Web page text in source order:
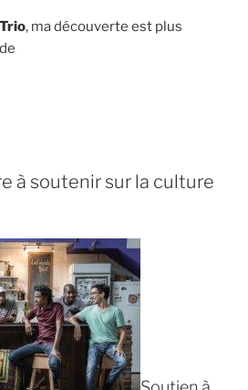
, ma découverte est plus
Todo
»
à soutenir sur la culture